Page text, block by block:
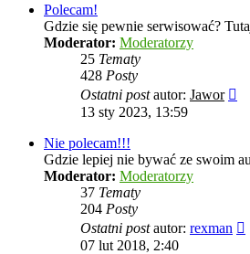
Polecam!
Gdzie się pewnie serwisować?
Moderator: Moderatorzy
25 Tematy
428 Posty
Ostatni postautor: Jawor
13 sty 2023, 13:59
Nie polecam!!!
Gdzie lepiej nie bywać ze swoim
Moderator: Moderatorzy
37 Tematy
204 Posty
Ostatni postautor: rexman
07 lut 2018, 2:40